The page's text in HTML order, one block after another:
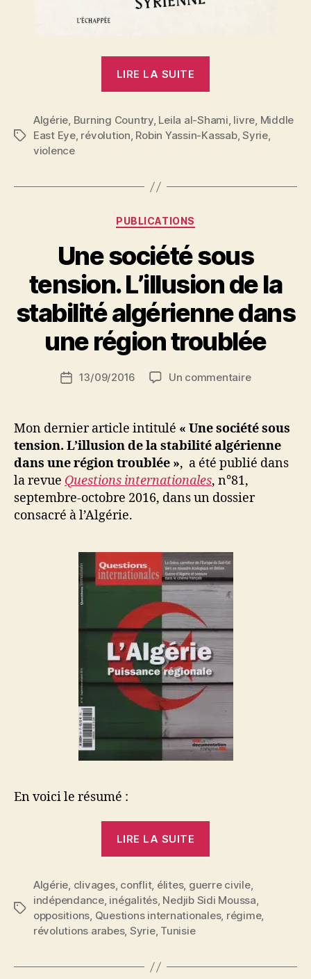
LIRE LA SUITE
pas
la
du
slogan
et
de
propagande »
Étiquettes
Algérie, Burning Country, Leila al-Shami, livre, Middle
East Eye, révolution, Robin Yassin-Kassab,Syrie,
violence
Catégories
PUBLICATIONS
Une société sous
tension. L’illusion de la
stabilité algérienne dans
une région troublée
Auteur
de
a
S
N
b
Date13/09/2016 Un commentairesur
sous
L’illusion
de
stabilité
Mon dernier article intitulé « Une société sous
tension. L’illusion de la stabilité algérienne
dans une région troublée », a été publié dans
la revue Questions internationales, n°81,
septembre-octobre 2016, dans un dossier
consacré à l’Algérie.
En voici le résumé :
LIRE LA SUITE
tension.
L’illusion
de
Étiquettes
Algérie, clivages, conflit, élites, guerre civile,
indépendance, inégalités, Nedjib Sidi Moussa,
oppositions, Questions internationales, régime,
révolutions arabes, Syrie, Tunisie